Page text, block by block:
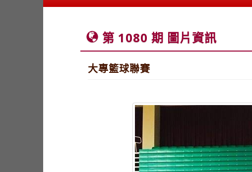
第 1080 期 圖片資訊
大專籃球聯賽